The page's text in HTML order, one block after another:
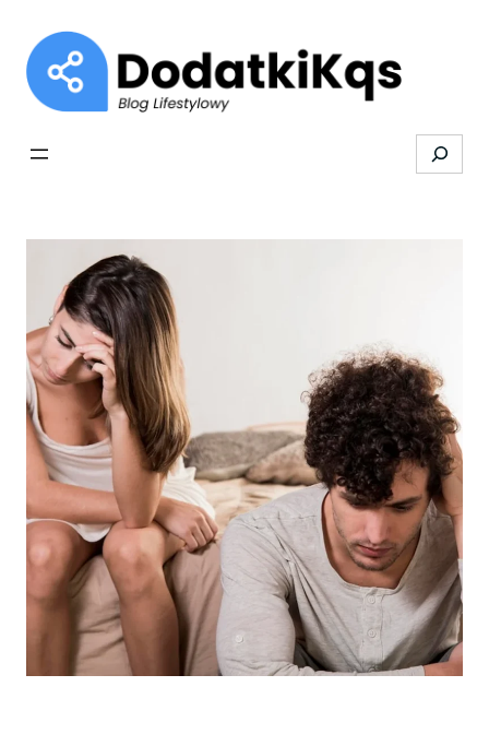
treści
Search